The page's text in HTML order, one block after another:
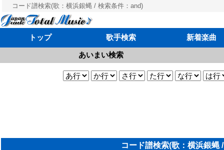
コード譜検索(歌：横浜銀蝿 / 検索条件：and)
トップ 歌手検索 新着楽曲
あいまい検索
コード譜検索(歌：横浜銀蝿